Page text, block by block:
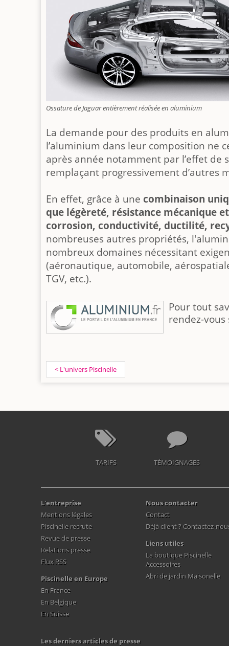
Ossature de Jaguar entièrement réalisée en aluminium
La demande pour des produits en
l’aluminium dans leur composition ne
après année notamment par l’effet de
remplaçant progressivement d’autres
En effet, grâce à une combinaison
que légèreté, résistance mécanique
corrosion, conductivité, ductilité,
nombreuses autres propriétés,
nombreux domaines nécessitant
(aéronautique, automobile,
TGV, etc.).
Pour tout
rendez-
< L'univers Piscinelle
TARIFS TÉMOIGNAGES
L'entreprise
Mentions légales
Piscinelle recrute
Revue de presse
Relations presse
Flux RSS
Piscinelle en Europe
En France
En Belgique
En Suisse
Nous contacter
Contact
Déjà client ? Contactez-
Liens utiles
La boutique Piscinelle
Accessoires
Abri de jardin Maisonelle
Les derniers articles de presse